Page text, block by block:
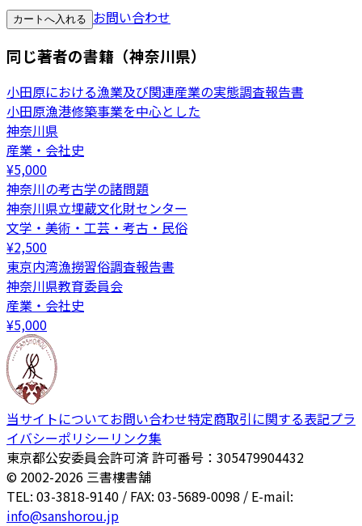
カートへ入れる お問い合わせ
同じ著者の書籍（神奈川県）
小田原における漁業及び関連産業の実態調査報告書
小田原漁港修築事業を中心とした
神奈川県
産業・会社史
¥5,000
神奈川の考古学の諸問題
神奈川県立埋蔵文化財センター
文学・美術・工芸・考古・民俗
¥2,500
東京内湾漁撈習俗調査報告書
神奈川県教育委員会
産業・会社史
¥5,000
当サイトについてお問い合わせ特定商取引に関する表記プラ
イバシーポリシー リンク集
東京都公安委員会許可済 許可番号：305479904432
© 2002-2026 三書樓書舗
TEL: 03-3818-9140 / FAX: 03-5689-0098 / E-mail:
info@sanshorou.jp